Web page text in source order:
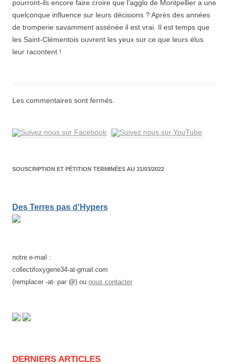
pourront-ils encore faire croire que l’agglo de Montpellier a une
quelconque influence sur leurs décisions ? Après des années
de tromperie savamment assénée il est vrai. Il est temps que
les Saint-Clémentois ouvrent les yeux sur ce que leurs élus
leur racontent !
Les commentaires sont fermés.
SOUSCRIPTION ET PÉTITION TERMINÉES AU 31/03/2022
Des Terres pas d'Hypers
notre e-mail :
collectifoxygene34-at-gmail.com
(remplacer -at- par @) ou nous contacter
DERNIERS ARTICLES